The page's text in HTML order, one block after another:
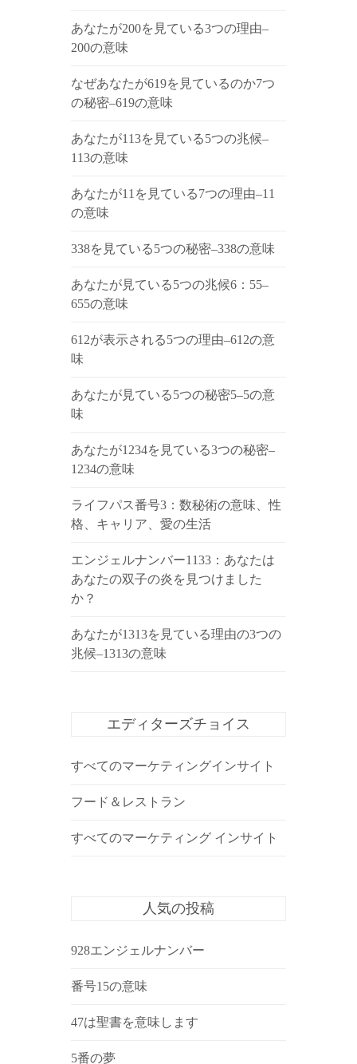
あなたが200を見ている3つの理由–
200の意味
なぜあなたが619を見ているのか7つ
の秘密–619の意味
あなたが113を見ている5つの兆候–
113の意味
あなたが11を見ている7つの理由–11
の意味
338を見ている5つの秘密–338の意味
あなたが見ている5つの兆候6：55–
655の意味
612が表示される5つの理由–612の意
味
あなたが見ている5つの秘密5–5の意
味
あなたが1234を見ている3つの秘密–
1234の意味
ライフパス番号3：数秘術の意味、性
格、キャリア、愛の生活
エンジェルナンバー1133：あなたは
あなたの双子の炎を見つけました
か？
あなたが1313を見ている理由の3つの
兆候–1313の意味
エディターズチョイス
すべてのマーケティングインサイト
フード＆レストラン
すべてのマーケティング インサイト
人気の投稿
928エンジェルナンバー
番号15の意味
47は聖書を意味します
5番の夢